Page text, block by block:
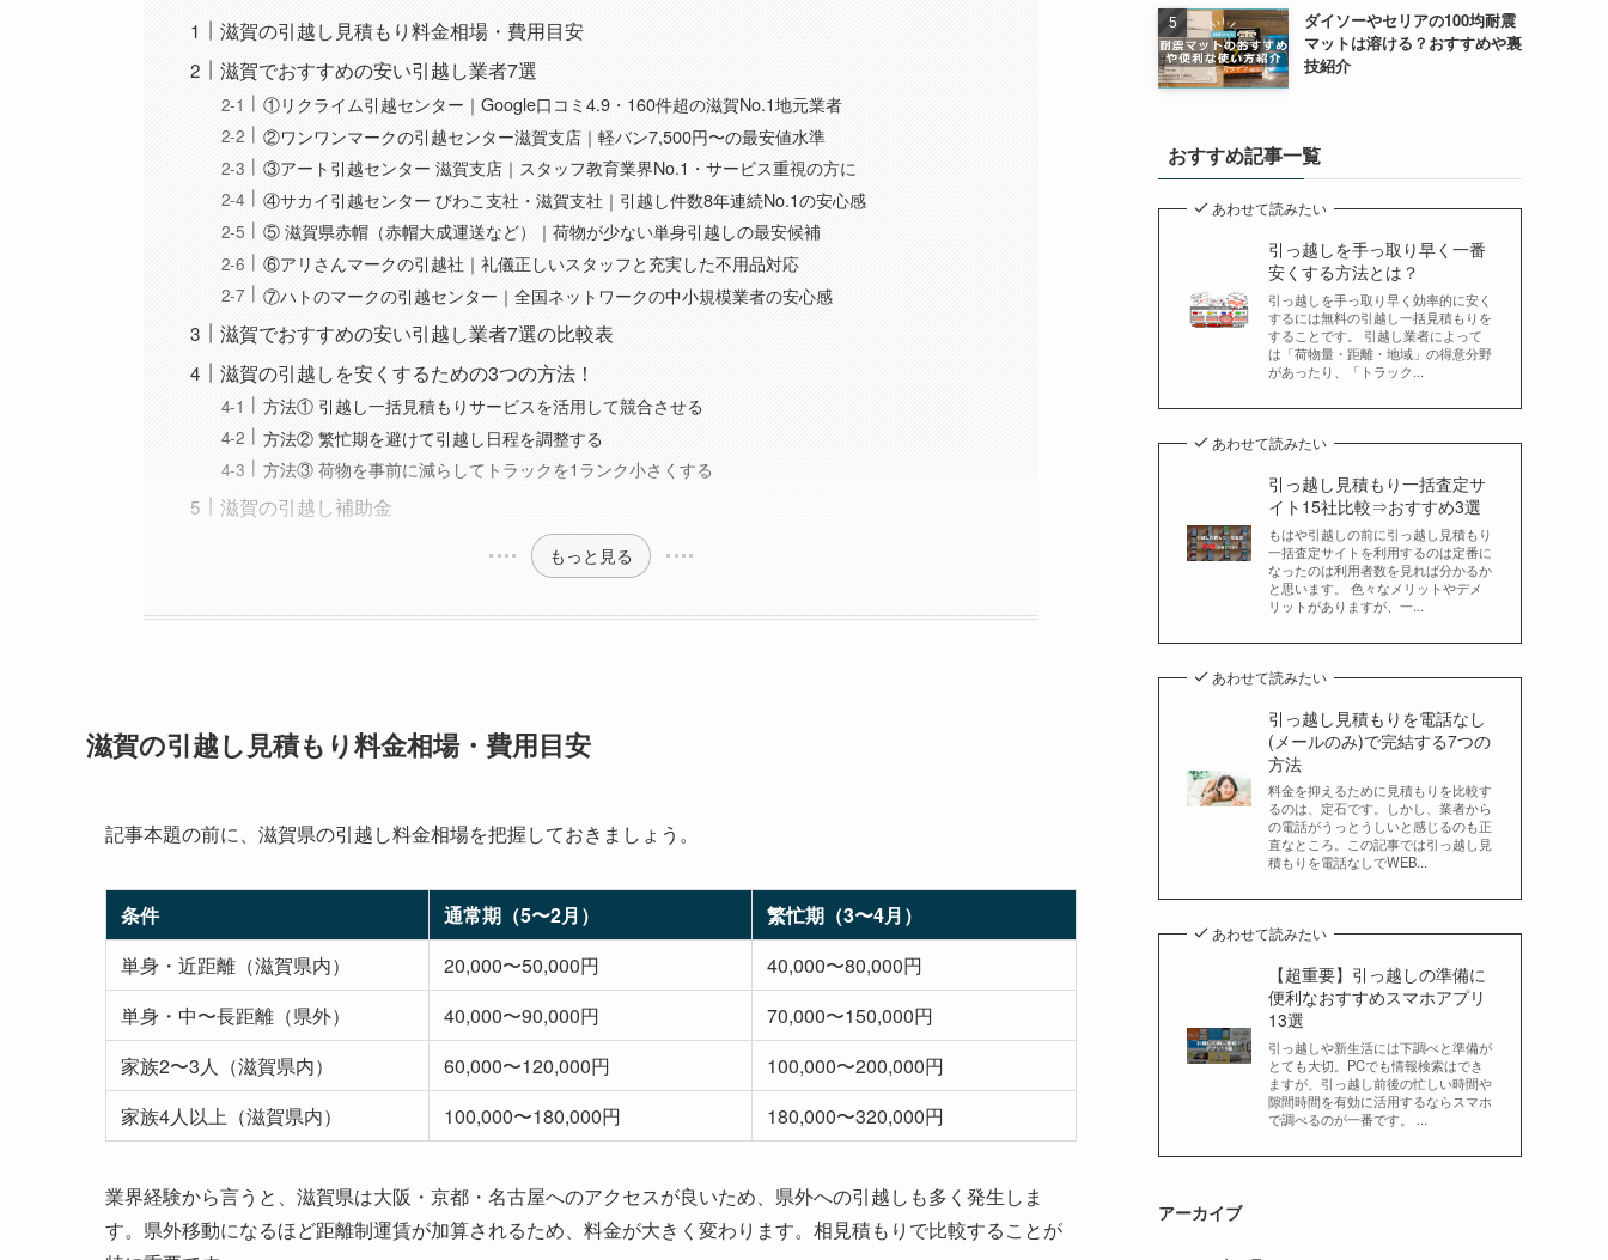
滋賀の引越し見積もり料金相場・費用目安
滋賀でおすすめの安い引越し業者7選
①リクライム引越センター｜Google口コミ4.9・160件超の滋賀No.1地元業者
②ワンワンマークの引越センター滋賀支店｜軽バン7,500円〜の最安値水準
③アート引越センター 滋賀支店｜スタッフ教育業界No.1・サービス重視の方に
④サカイ引越センター びわこ支社・滋賀支社｜引越し件数8年連続No.1の安心感
⑤ 滋賀県赤帽（赤帽大成運送など）｜荷物が少ない単身引越しの最安候補
⑥アリさんマークの引越社｜礼儀正しいスタッフと充実した不用品対応
⑦ハトのマークの引越センター｜全国ネットワークの中小規模業者の安心感
滋賀でおすすめの安い引越し業者7選の比較表
滋賀の引越しを安くするための3つの方法！
方法① 引越し一括見積もりサービスを活用して競合させる
方法② 繁忙期を避けて引越し日程を調整する
方法③ 荷物を事前に減らしてトラックを1ランク小さくする
滋賀の引越し補助金
もっと見る
滋賀の引越し見積もり料金相場・費用目安
記事本題の前に、滋賀県の引越し料金相場を把握しておきましょう。
条件 通常期（5〜2月）
繁忙期（3〜4月）
単身・近距離（滋賀県内）
20,000〜50,000円
40,000〜80,000円
単身・中〜長距離（県外）
40,000〜90,000円
70,000〜150,000円
家族2〜3人（滋賀県内）
60,000〜120,000円
100,000〜200,000円
家族4人以上（滋賀県内）
100,000〜180,000円 180,000〜320,000円
業界経験から言うと、滋賀県は大阪・京都・名古屋へのアクセスが良いため、県外への引越しも多く発生しま
す。県外移動になるほど距離制運賃が加算されるため、料金が大きく変わります。相見積もりで比較することが
ダイソーやセリアの100均耐震
マットは溶ける？おすすめや裏
技紹介
おすすめ記事一覧
あわせて読みたい
引っ越しを手っ取り早く一番
安くする方法とは？
引っ越しを手っ取り早く効率的に安く
するには無料の引越し一括見積もりを
することです。 引越し業者によって
は「荷物量・距離・地域」の得意分野
があったり、「トラック...
あわせて読みたい
引っ越し見積もり一括査定サ
イト15社比較⇒おすすめ3選
もはや引越しの前に引っ越し見積もり
一括査定サイトを利用するのは定番に
なったのは利用者数を見れば分かるか
と思います。 色々なメリットやデメ
リットがありますが、一...
あわせて読みたい
引っ越し見積もりを電話なし
(メールのみ)で完結する7つの
方法
料金を抑えるために見積もりを比較す
るのは、定石です。しかし、業者から
の電話がうっとうしいと感じるのも正
直なところ。この記事では引っ越し見
積もりを電話なしでWEB...
あわせて読みたい
【超重要】引っ越しの準備に
便利なおすすめスマホアプリ
13選
引っ越しや新生活には下調べと準備が
とても大切。PCでも情報検索はでき
ますが、引っ越し前後の忙しい時間や
隙間時間を有効に活用するならスマホ
で調べるのが一番です。 ...
アーカイブ